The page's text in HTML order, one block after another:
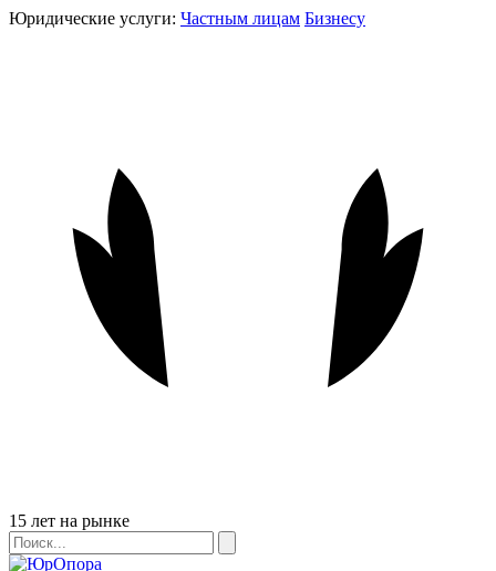
Юридические услуги: Частным лицам Бизнесу
Бейдж
15 лет на рынке
Поиск
Поиск